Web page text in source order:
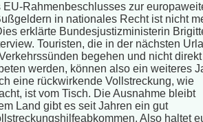
EU-Rahmenbeschlusses zur
in nationales Recht ist nicht
erklärte Bundesjustizministerin
Touristen, die in der nächsten
begehen und nicht
werden, können also ein weiteres
eine rückwirkende Vollstreckung, wie
ist vom Tisch. Die Ausnahme bleibt
Land gibt es seit Jahren ein gut
Also haltet